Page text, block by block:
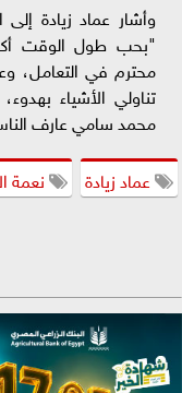
وأشار عماد زيادة
"بحب طول الوقت
محترم في التعامل،
تناولي الأشياء
محمد سامي عارف
عماد زيادة
نعمة